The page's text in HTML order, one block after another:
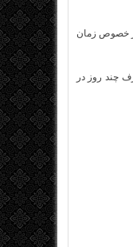
در خصوص زمان
چند روز در